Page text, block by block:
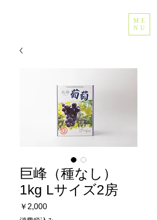
ME
NU
巨峰（種なし）
1kg Lサイズ2房
￥2,000価
格